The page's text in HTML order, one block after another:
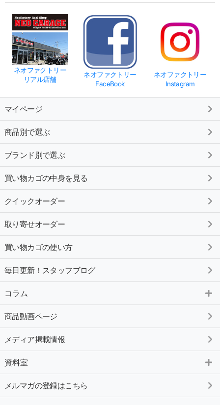
ネオファクトリー
リアル店舗
ネオファクトリー
FaceBook
ネオファクトリー
Instagram
マイページ
商品別で選ぶ
ブランド別で選ぶ
買い物カゴの中身を見る
クイックオーダー
取り寄せオーダー
買い物カゴの使い方
毎日更新！スタッフブログ
コラム
商品動画ページ
メディア掲載情報
資料室
メルマガの登録はこちら